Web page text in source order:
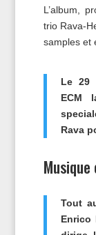
L’album,
trio Rava-
samples et
Le 29
ECM
Rava
Tout
Enrico